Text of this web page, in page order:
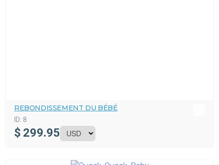
REBONDISSEMENT DU BÉBÉ
ID: 8
$ 299.95